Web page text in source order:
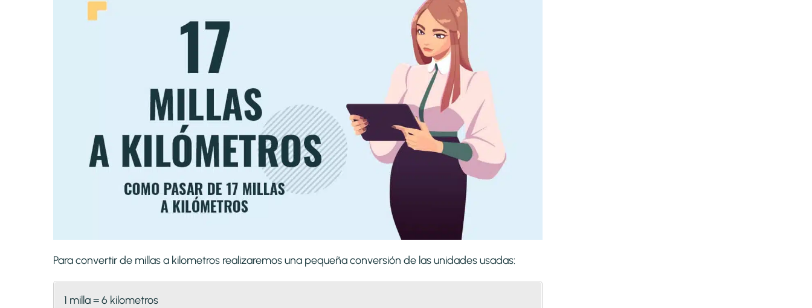
Para convertir de millas a kilometros realizaremos una pequeña conversión de las unidades usadas:
1 milla = 6 kilometros